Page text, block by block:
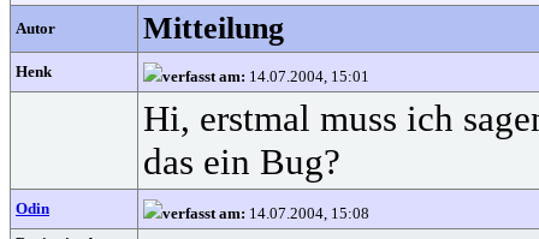
Autor Mitteilung
Henk verfasst am: 14.07.2004, 15:01
Hi, erstmal muss ich
das ein Bug?
Odin verfasst am: 14.07.2004, 15:08